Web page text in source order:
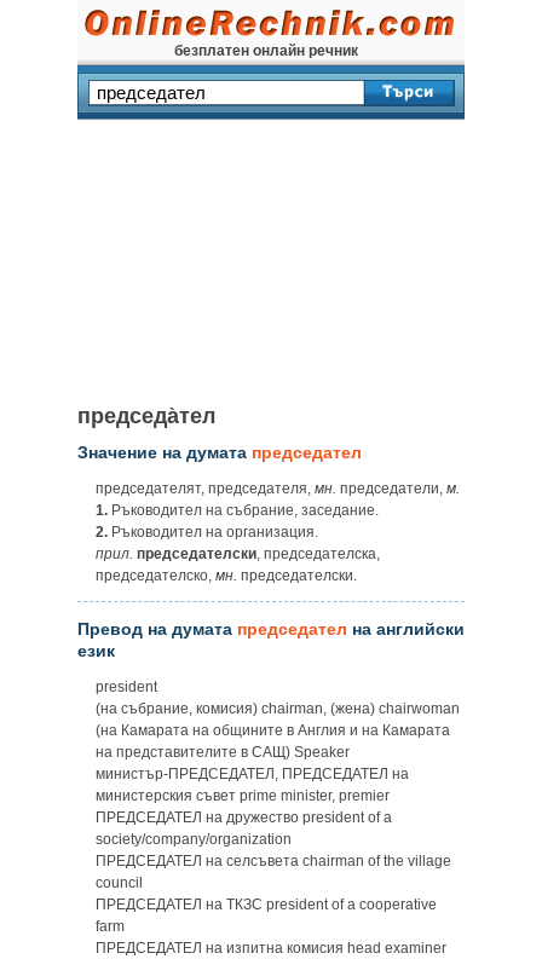
безплатен онлайн речник
председа̀тел
Значение на думата председател
председателят, председателя, мн. председатели, м.
1. Ръководител на събрание, заседание.
2. Ръководител на организация.
прил. председателски, председателска,
председателско, мн. председателски.
Превод на думата председател на английски
език
president
(на събрание, комисия) chairman, (жена) chairwoman
(на Камарата на общините в Англия и на Камарата
на представителите в САЩ) Speaker
министър-ПРЕДСЕДАТЕЛ, ПРЕДСЕДАТЕЛ на
министерския съвет prime minister, premier
ПРЕДСЕДАТЕЛ на дружество president of a
society/company/organization
ПРЕДСЕДАТЕЛ на селсъвета chairman of the village
council
ПРЕДСЕДАТЕЛ на ТКЗС president of a cooperative
farm
ПРЕДСЕДАТЕЛ на изпитна комисия head examiner